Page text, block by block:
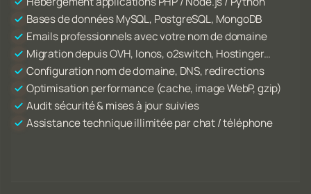
Bases de données MySQL, PostgreSQL, MongoDB
Emails professionnels avec votre nom de domaine
Migration depuis OVH, Ionos, o2switch, Hostinger…
Configuration nom de domaine, DNS, redirections
Optimisation performance (cache, image WebP, gzip)
Audit sécurité & mises à jour suivies
Assistance technique illimitée par chat / téléphone